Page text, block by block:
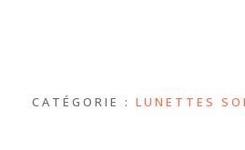
CATÉGORIE : LUNETTES